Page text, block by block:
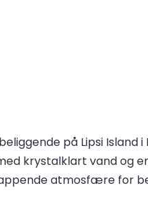
på Lipsi
krystalklart vand og
atmosfære for